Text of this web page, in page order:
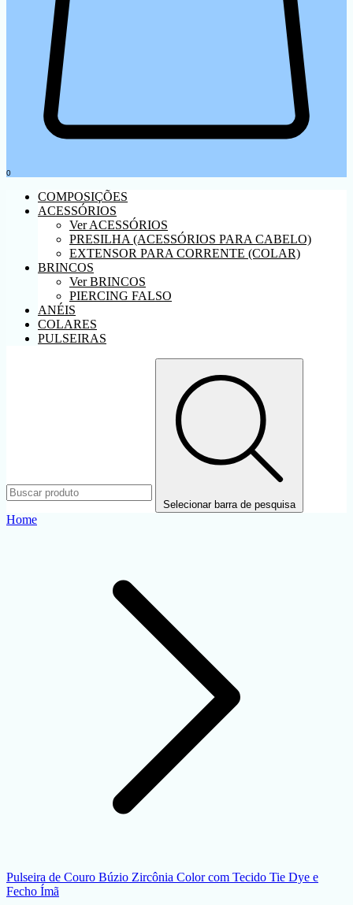
0
COMPOSIÇÕES
ACESSÓRIOS
Ver ACESSÓRIOS
PRESILHA (ACESSÓRIOS PARA CABELO)
EXTENSOR PARA CORRENTE (COLAR)
BRINCOS
Ver BRINCOS
PIERCING FALSO
ANÉIS
COLARES
PULSEIRAS
Selecionar barra de pesquisa
Home
Pulseira de Couro Búzio Zircônia Color com Tecido Tie Dye e
Fecho Ímã